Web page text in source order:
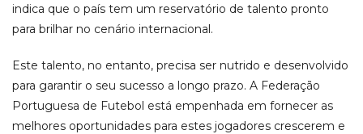
indica que o país tem um reservatório de talento pronto
para brilhar no cenário internacional.
Este talento, no entanto, precisa ser nutrido e desenvolvido
para garantir o seu sucesso a longo prazo. A Federação
Portuguesa de Futebol está empenhada em fornecer as
melhores oportunidades para estes jogadores crescerem e